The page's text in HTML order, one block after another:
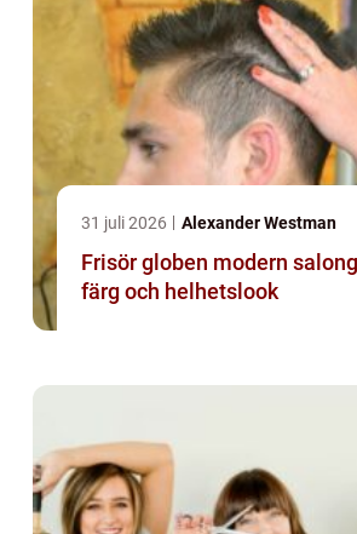
31 juli 2026 Alexander Westman
Frisör globen modern salong för hår,
färg och helhetslook